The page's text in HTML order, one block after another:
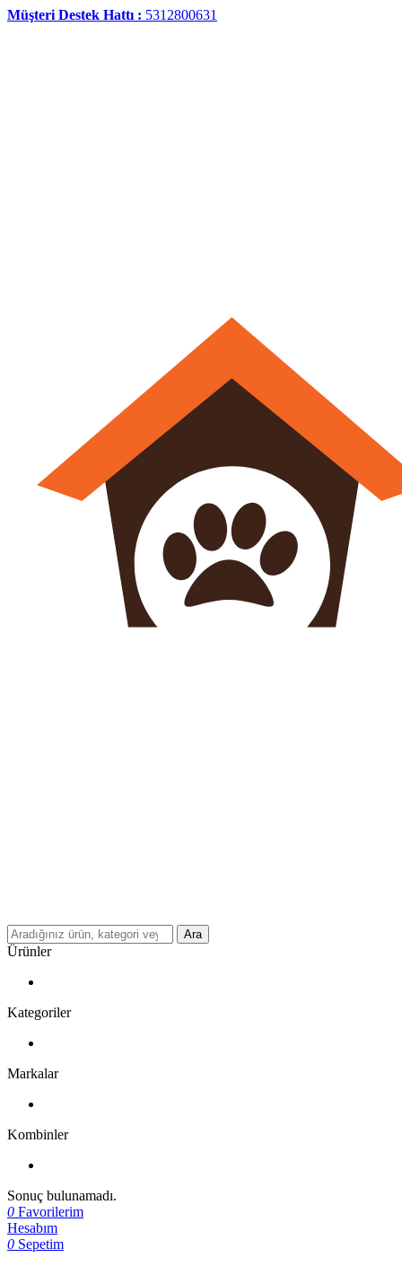
Müşteri Destek Hattı : 5312800631
Ara
Ürünler
Kategoriler
Markalar
Kombinler
Sonuç bulunamadı.
0 Favorilerim
Hesabım
0 Sepetim